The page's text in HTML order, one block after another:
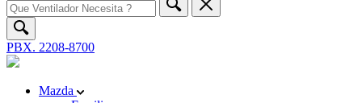
PBX. 2208-8700
Mazda